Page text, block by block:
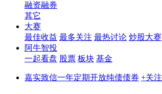
融资融券
其它
大赛
最佳收益 最多关注 最热讨论 炒股大赛
阿牛智投
一起看盘 股票 板块 基金
嘉实致信一年定期开放纯债债券 +关注